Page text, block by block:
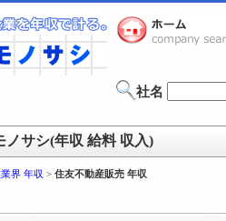
社名
ノサシ(年収 給料 収入)
界 年収 > 住友不動産販売 年収